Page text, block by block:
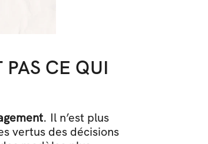
PAS CE QUI
. Il n’est plus
vertus des décisions